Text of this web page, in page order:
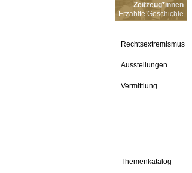
Zeitzeug*innen
Erzählte Geschichte
Rechtsextremismus
Ausstellungen
Vermittlung
Themenkatalog